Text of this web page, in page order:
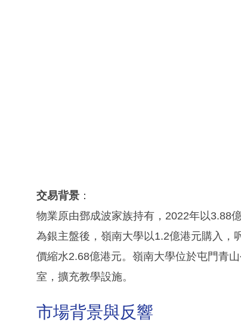
交易背景 ：
物業原由鄧成波家族持有，2022年以3.88
為銀主盤後，嶺南大學以1.2億港元購入，
價縮水2.68億港元。嶺南大學位於屯門青
室，擴充教學設施。
市場背景與反響